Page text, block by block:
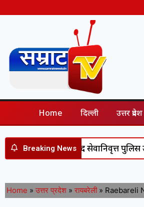
Home दिल्ली उत्तर प्रदेश
Breaking News
सेवा के बाद सेवानिवृत्त पुलिस उपाधीक्षक
Home » उत्तर प्रदेश » रायबरेली » Raebareli